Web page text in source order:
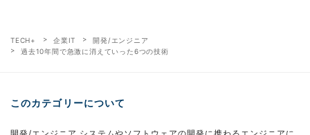
TECH+ 企業IT
開発/エンジニア
過去10年間で急激に消えていった6つの技術
このカテゴリーについて